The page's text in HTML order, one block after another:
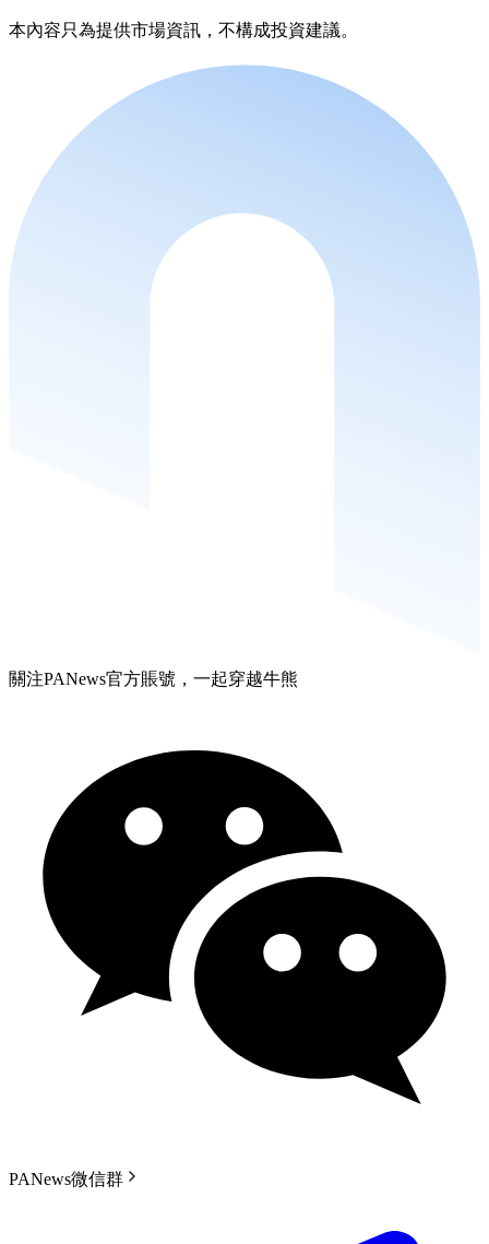
本內容只為提供市場資訊，不構成投資建議。
關注PANews官方賬號，一起穿越牛熊
PANews微信群